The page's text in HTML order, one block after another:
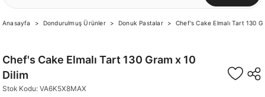
Anasayfa Dondurulmuş Ürünler Donuk Pastalar Chef's Cake Elmalı Tart 130
Chef's Cake Elmalı Tart 130 Gram x 10
Dilim
Stok Kodu: VA6K5X8MAX